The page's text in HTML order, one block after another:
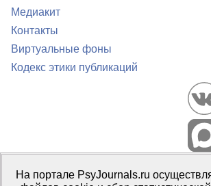
Медиакит
Контакты
Виртуальные фоны
Кодекс этики публикаций
Портал психологических изданий
Правила использования материалов
На портале PsyJournals.ru